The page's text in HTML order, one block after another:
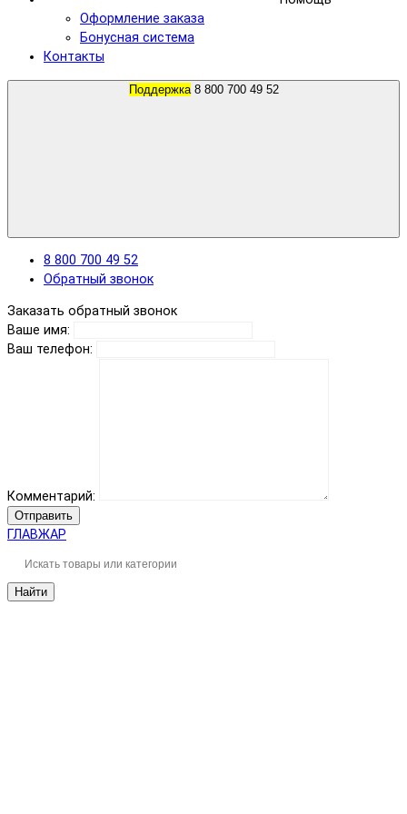
Оформление заказа
Бонусная система
Контакты
Поддержка 8 800 700 49 52
8 800 700 49 52
Обратный звонок
Заказать обратный звонок
Ваше имя:
Ваш телефон:
Комментарий:
Отправить
ГЛАВЖАР
Найти